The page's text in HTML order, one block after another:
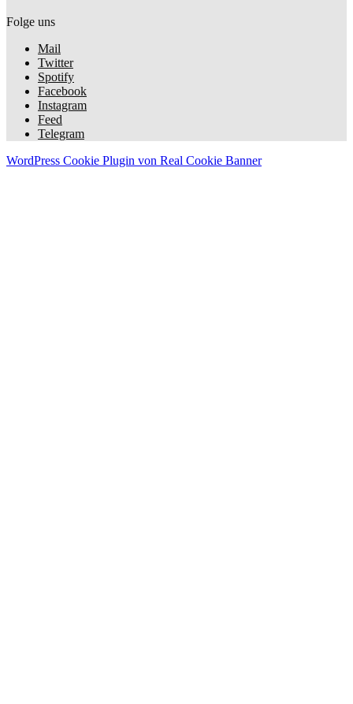
Folge uns
Mail
Twitter
Spotify
Facebook
Instagram
Feed
Telegram
WordPress Cookie Plugin von Real Cookie Banner